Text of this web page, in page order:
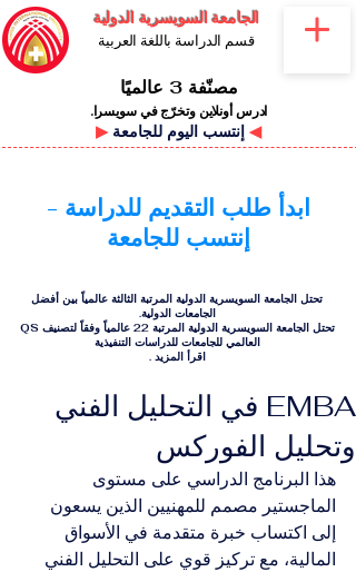
الجامعة السويسرية الدولية
قسم الدراسة باللغة العربية
مصنّفة 3 عالميًا
ادرس أونلاين وتخرّج في سويسرا.
▶ ◀
ابدأ طلب التقديم للدراسة -
إنتسب للجامعة
تحتل الجامعة السويسرية الدولية المرتبة الثالثة عالمياً بين أفضل
الجامعات الدولية.
تحتل الجامعة السويسرية الدولية المرتبة 22 عالمياً وفقاً لتصنيف QS
العالمي للجامعات للدراسات التنفيذية
اقرأ المزيد .
EMBA في التحليل الفني
وتحليل الفوركس
هذا البرنامج الدراسي على مستوى
الماجستير مصمم للمهنيين الذين يسعون
إلى اكتساب خبرة متقدمة في الأسواق
المالية، مع تركيز قوي على التحليل الفني